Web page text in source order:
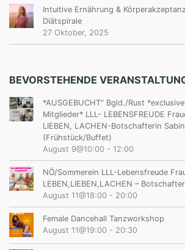
Intuitive Ernährung &
Diätspirale
27 Oktober, 2025
BEVORSTEHENDE
*AUSGEBUCHT“ Bgld./Rust
Mitglieder* LLL- LEBENSFREUDE
LIEBEN, LACHEN-Botschafterin
(Frühstück/Buffet)
August 9@10:00 - 12:00
NÖ/Sommerein LLL-Lebensfreude
LEBEN,LIEBEN,LACHEN –
August 11@18:00 - 20:00
Female Dancehall Tanzworkshop
August 11@19:00 - 20:30